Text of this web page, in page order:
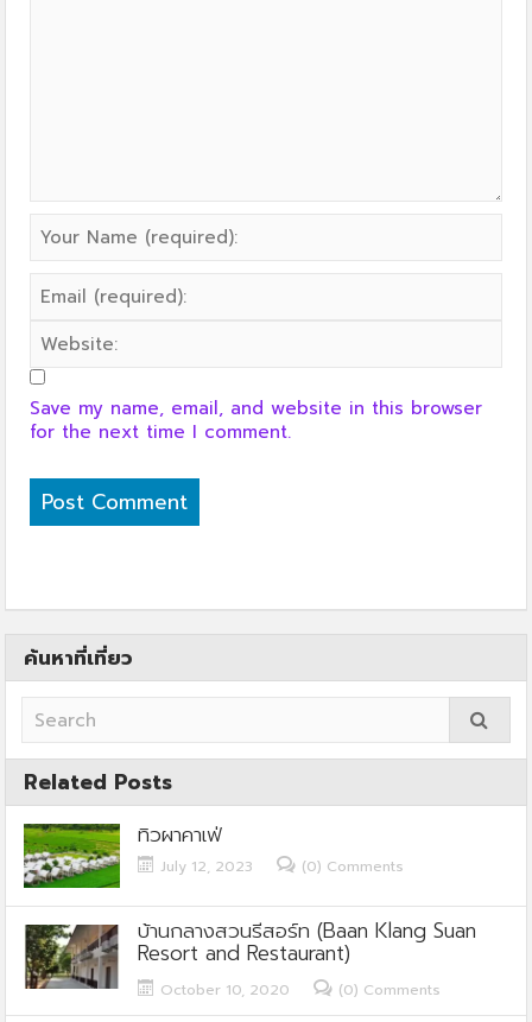
Save my name, email, and website in this browser
for the next time I comment.
ค้นหาที่เที่ยว
Related Posts
ทิวผาคาเฟ่
July 12, 2023 (0) Comments
บ้านกลางสวนรีสอร์ท (Baan Klang Suan
Resort and Restaurant)
October 10, 2020 (0) Comments